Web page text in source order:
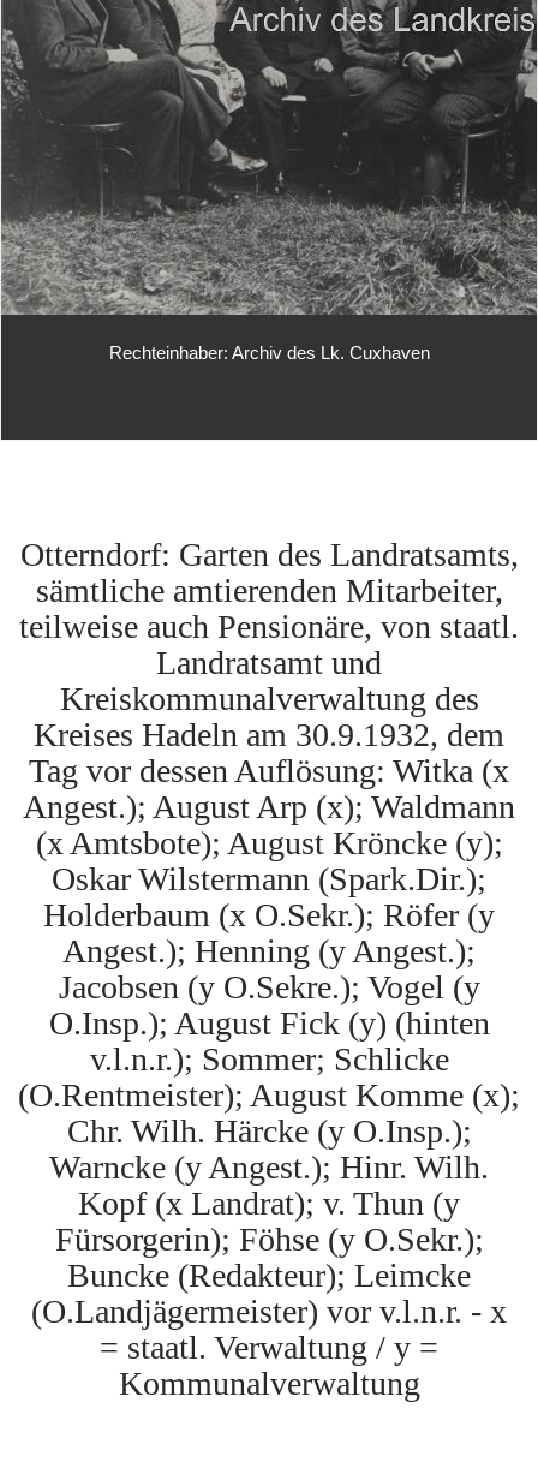
Rechteinhaber: Archiv des Lk. Cuxhaven
Otterndorf: Garten des Landratsamts,
sämtliche amtierenden Mitarbeiter,
teilweise auch Pensionäre, von staatl.
Landratsamt und
Kreiskommunalverwaltung des
Kreises Hadeln am 30.9.1932, dem
Tag vor dessen Auflösung: Witka (x
Angest.); August Arp (x); Waldmann
(x Amtsbote); August Kröncke (y);
Oskar Wilstermann (Spark.Dir.);
Holderbaum (x O.Sekr.); Röfer (y
Angest.); Henning (y Angest.);
Jacobsen (y O.Sekre.); Vogel (y
O.Insp.); August Fick (y) (hinten
v.l.n.r.); Sommer; Schlicke
(O.Rentmeister); August Komme (x);
Chr. Wilh. Härcke (y O.Insp.);
Warncke (y Angest.); Hinr. Wilh.
Kopf (x Landrat); v. Thun (y
Fürsorgerin); Föhse (y O.Sekr.);
Buncke (Redakteur); Leimcke
(O.Landjägermeister) vor v.l.n.r. - x
= staatl. Verwaltung / y =
Kommunalverwaltung